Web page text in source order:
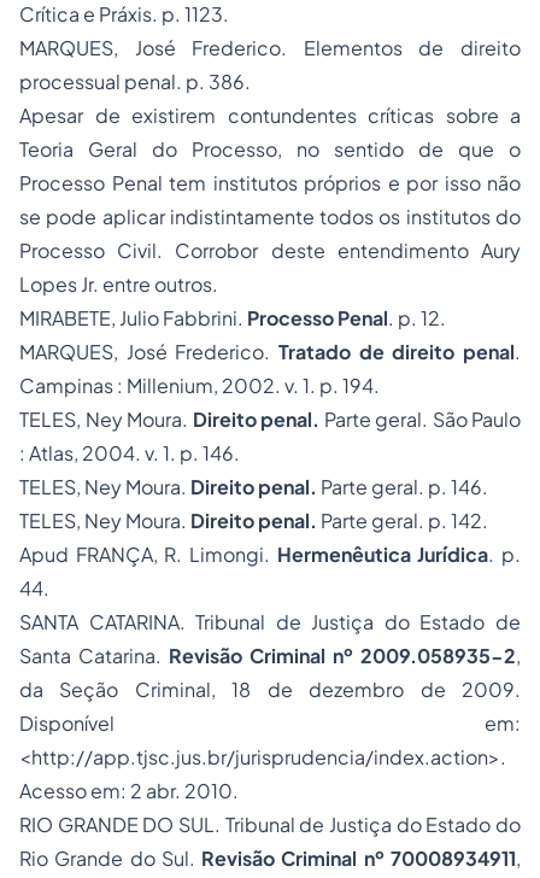
Crítica e Práxis. p. 1123.
MARQUES, José Frederico. Elementos de direito
processual penal. p. 386.
Apesar de existirem contundentes críticas sobre a
Teoria Geral do Processo, no sentido de que o
Processo Penal tem institutos próprios e por isso não
se pode aplicar indistintamente todos os institutos do
Processo Civil. Corrobor deste entendimento Aury
Lopes Jr. entre outros.
MIRABETE, Julio Fabbrini. Processo Penal. p. 12.
MARQUES, José Frederico. Tratado de direito penal.
Campinas : Millenium, 2002. v. 1. p. 194.
TELES, Ney Moura. Direito penal. Parte geral. São Paulo
: Atlas, 2004. v. 1. p. 146.
TELES, Ney Moura. Direito penal. Parte geral. p. 146.
TELES, Ney Moura. Direito penal. Parte geral. p. 142.
Apud FRANÇA, R. Limongi. Hermenêutica Jurídica. p.
44.
SANTA CATARINA. Tribunal de Justiça do Estado de
Santa Catarina. Revisão Criminal nº 2009.058935-2,
da Seção Criminal, 18 de dezembro de 2009.
Disponível em:
<http://app.tjsc.jus.br/jurisprudencia/index.action>.
Acesso em: 2 abr. 2010.
RIO GRANDE DO SUL. Tribunal de Justiça do Estado do
Rio Grande do Sul. Revisão Criminal nº 70008934911,